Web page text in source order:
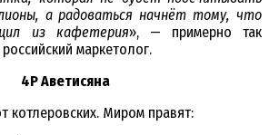
а радоваться начнёт тому, что
из кафетерия», — примерно так
маркетолог.
4P Аветисяна
котлеровских. Миром правят: